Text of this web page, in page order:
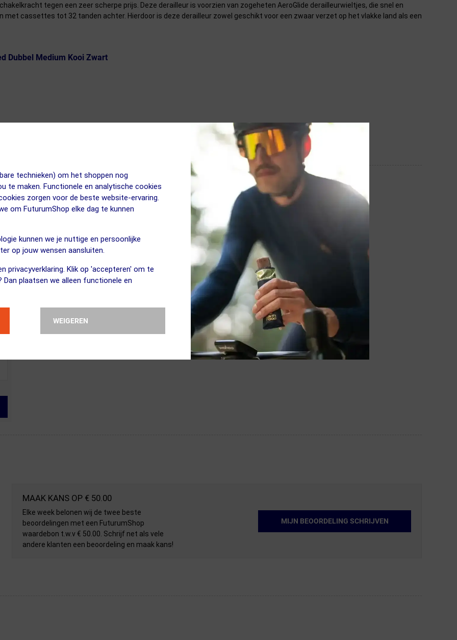
technieken) om het shoppen nog
te maken. Functionele en analytische cookies
zorgen voor de beste website-ervaring.
om FuturumShop elke dag te kunnen
kunnen we je nuttige en persoonlijke
op jouw wensen aansluiten.
privacyverklaring. Klik op 'accepteren' om te
Dan plaatsen we alleen functionele en
WEIGEREN
tegen een zeer scherpe prijs. Deze derailleur is voorzien van zogeheten AeroGlide derailleurwieltjes, die snel en
met cassettes tot 32 tanden achter. Hierdoor is deze derailleur zowel geschikt voor een zwaar verzet op het vlakke land als een
Dubbel Medium Kooi Zwart
MAAK KANS OP € 50.00
Elke week belonen wij de twee beste
beoordelingen met een FuturumShop
waardebon t.w.v € 50.00. Schrijf net als vele
andere klanten een beoordeling en maak kans!
MIJN BEOORDELING SCHRIJVEN